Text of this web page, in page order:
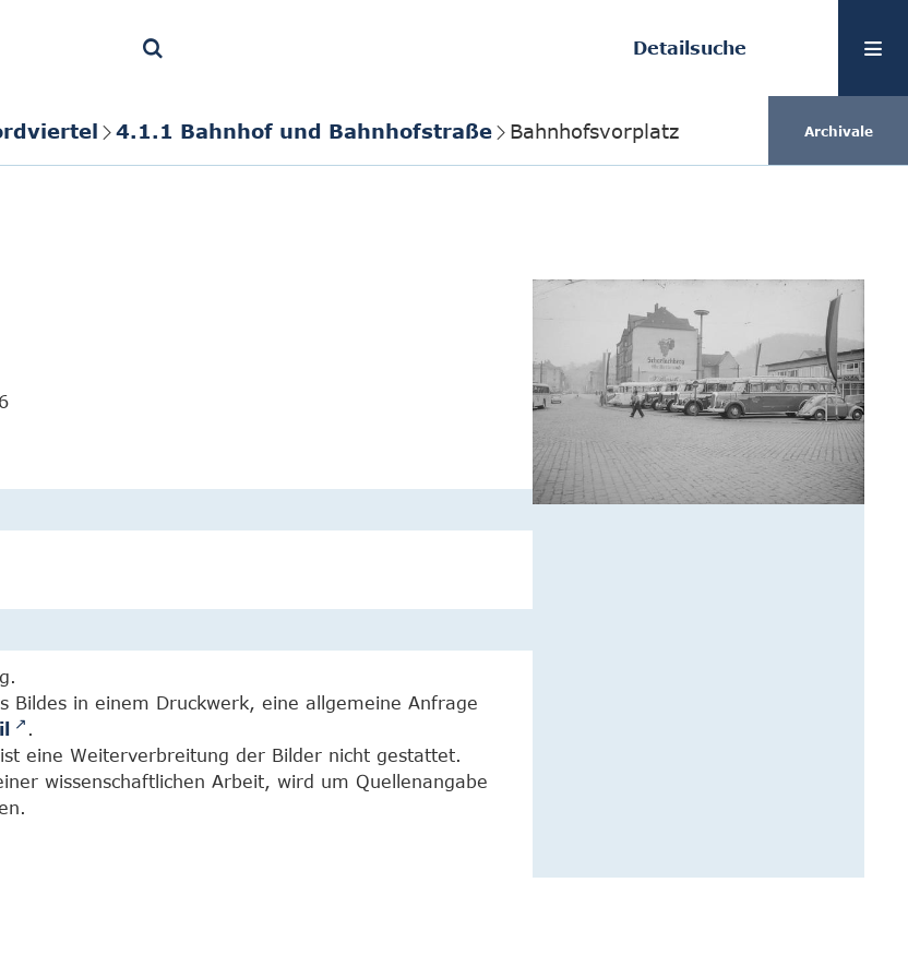
Detailsuche
4.1.1 Bahnhof und Bahnhofstraße Bahnhofsvorplatz Archivale
Bildes in einem Druckwerk, eine allgemeine Anfrage
.
eine Weiterverbreitung der Bilder nicht gestattet.
wissenschaftlichen Arbeit, wird um Quellenangabe